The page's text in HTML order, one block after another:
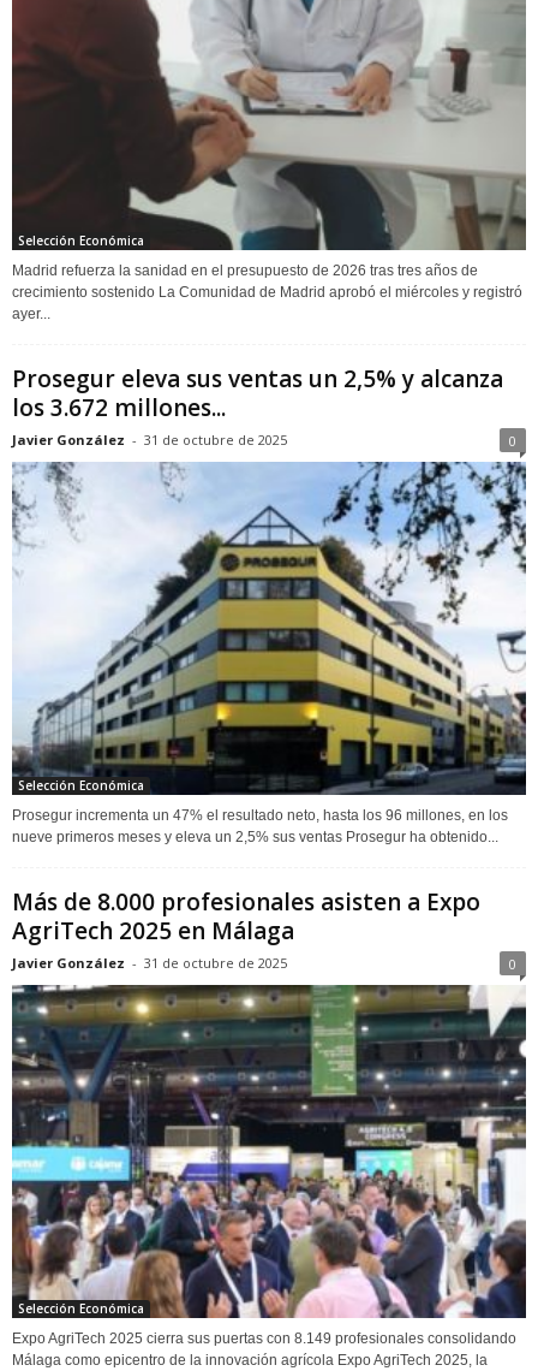
Selección Económica
Madrid refuerza la sanidad en el presupuesto de 2026 tras tres años de
crecimiento sostenido La Comunidad de Madrid aprobó el miércoles y registró
ayer...
Prosegur eleva sus ventas un 2,5% y alcanza
los 3.672 millones...
Javier González - 31 de octubre de 2025 0
Selección Económica
Prosegur incrementa un 47% el resultado neto, hasta los 96 millones, en los
nueve primeros meses y eleva un 2,5% sus ventas Prosegur ha obtenido...
Más de 8.000 profesionales asisten a Expo
AgriTech 2025 en Málaga
Javier González - 31 de octubre de 2025 0
Selección Económica
Expo AgriTech 2025 cierra sus puertas con 8.149 profesionales consolidando
Málaga como epicentro de la innovación agrícola Expo AgriTech 2025, la